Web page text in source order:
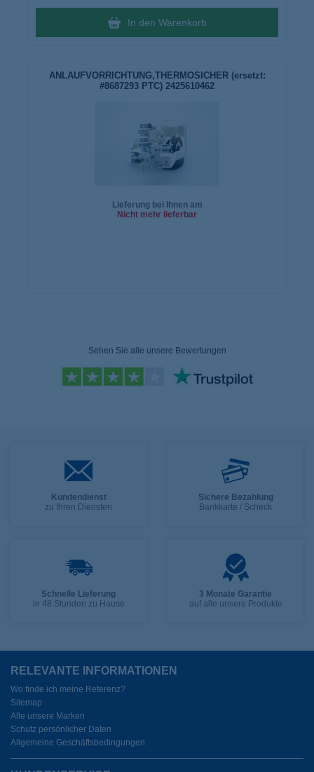
In den Warenkorb
ANLAUFVORRICHTUNG,THERMOSICHER (ersetzt:
#8687293 PTC) 2425610462
Lieferung bei Ihnen am
Nicht mehr lieferbar
Sehen Sie alle unsere Bewertungen
Kundendienst
zu Ihren Diensten
Sichere Bezahlung
Bankkarte / Scheck
Schnelle Lieferung
in 48 Stunden zu Hause
3 Monate Garantie
auf alle unsere Produkte
RELEVANTE INFORMATIONEN
Wo finde ich meine Referenz?
Sitemap
Alle unsere Marken
Schutz persönlicher Daten
Allgemeine Geschäftsbedingungen